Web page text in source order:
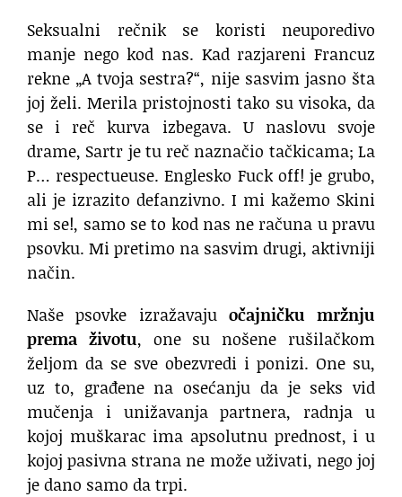
Seksualni rečnik se koristi neuporedivo
manje nego kod nas. Kad razjareni Francuz
rekne „A tvoja sestra?“, nije sasvim jasno šta
joj želi. Merila pristojnosti tako su visoka, da
se i reč kurva izbegava. U naslovu svoje
drame, Sartr je tu reč naznačio tačkicama; La
P… respectueuse. Englesko Fuck off! je grubo,
ali je izrazito defanzivno. I mi kažemo Skini
mi se!, samo se to kod nas ne računa u pravu
psovku. Mi pretimo na sasvim drugi, aktivniji
način.
Naše psovke izražavaju očajničku mržnju
prema životu, one su nošene rušilačkom
željom da se sve obezvredi i ponizi. One su,
uz to, građene na osećanju da je seks vid
mučenja i unižavanja partnera, radnja u
kojoj muškarac ima apsolutnu prednost, i u
kojoj pasivna strana ne može uživati, nego joj
je dano samo da trpi.